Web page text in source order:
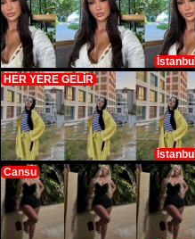
İstanbul
HER YERE GELİR
İstanbul
Cansu